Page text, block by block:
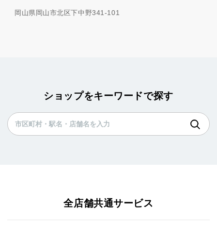
岡山県岡山市北区下中野341-101
ショップをキーワードで探す
全店舗共通サービス